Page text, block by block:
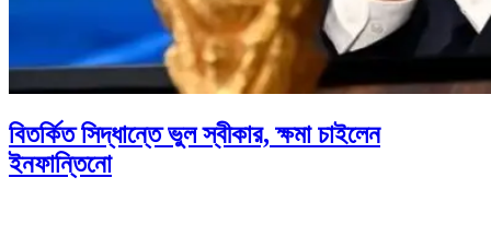
বিতর্কিত সিদ্ধান্তে ভুল স্বীকার, ক্ষমা চাইলেন
ইনফান্তিনো